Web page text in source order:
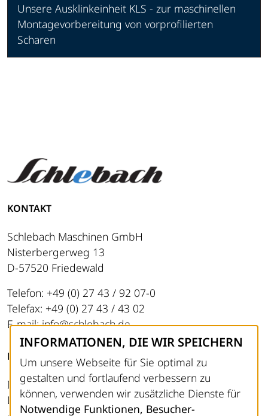
Unsere Ausklinkeinheit KLS - zur maschinellen
Montagevorbereitung von vorprofilierten
Scharen
KONTAKT
Schlebach Maschinen GmbH
Nisterbergerweg 13
D-57520 Friedewald
Telefon: +49 (0) 27 43 / 92 07-0
Telefax: +49 (0) 27 43 / 43 02
E-mail: info@schlebach.de
RECHTLICHES
Impressum
Datenschutz
INFORMATIONEN, DIE WIR SPEICHERN
Um unsere Webseite für Sie optimal zu
gestalten und fortlaufend verbessern zu
können, verwenden wir zusätzliche Dienste für
Notwendige Funktionen, Besucher-